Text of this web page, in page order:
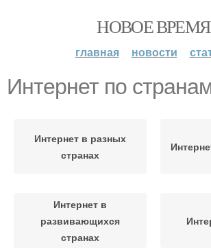
НОВОЕ ВРЕМЯ
главная новости
Интернет по
Интернет в разных
странах
Интернет в
развивающихся
странах